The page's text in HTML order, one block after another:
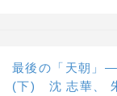
最後の「天朝」
(下) 沈 志華、